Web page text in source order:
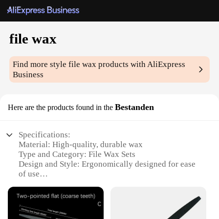
file wax
Find more stylefile wax products with AliExpress
Business
Here are the products found in the Bestanden
Specifications:
Material: High-quality, durable wax
Type and Category: File Wax Sets
Design and Style: Ergonomically designed for ease
of use
various surfaces
Performance and Property: Provides a smooth finish
with minimal effort